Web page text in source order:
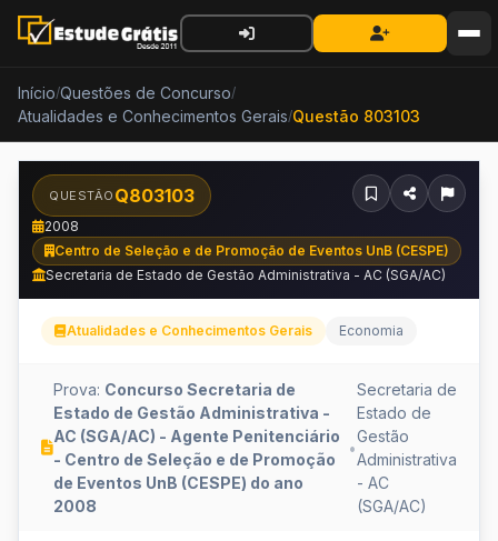
Início/Questões de Concurso/
Atualidades e Conhecimentos Gerais/Questão 803103
QUESTÃO Q803103
2008
Centro de Seleção e de Promoção de Eventos UnB (CESPE)
Secretaria de Estado de Gestão Administrativa - AC (SGA/AC)
Atualidades e Conhecimentos Gerais Economia
Prova: Concurso Secretaria de
Estado de Gestão Administrativa -
AC (SGA/AC) - Agente Penitenciário
- Centro de Seleção e de Promoção
de Eventos UnB (CESPE) do ano
2008
•
Secretaria de
Estado de
Gestão
Administrativa
- AC
(SGA/AC)